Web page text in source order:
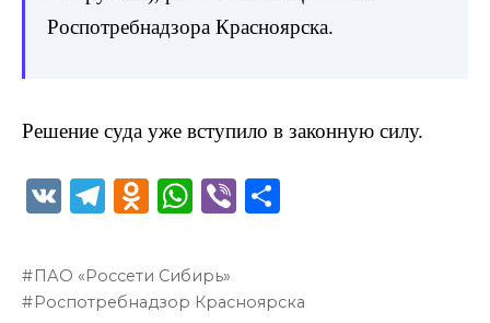
Роспотребнадзора Красноярска.
Решение суда уже вступило в законную силу.
V
T
e
g
O
n
o
W
a
ts
Vi
р
ПАО «Россети Сибирь»
Роспотребнадзор Красноярска